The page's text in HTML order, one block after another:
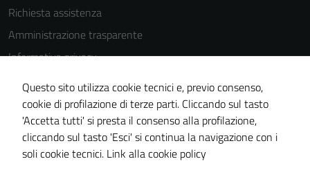
Richiesta assistenza
Amministrazione trasparente
Informativa privacy
Cookie Policy
Note legali
Dichiarazione di accessibilità
Piano di miglioramento del sito
Questo sito utilizza cookie tecnici e, previo consenso,
cookie di profilazione di terze parti. Cliccando sul tasto
'Accetta tutti' si presta il consenso alla profilazione,
cliccando sul tasto 'Esci' si continua la navigazione con i
soli cookie tecnici. Link alla cookie policy